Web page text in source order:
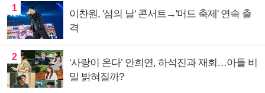
1
이찬원, '섬의 날' 콘서트→'머드 축제' 연속 출
격
2
‘사랑이 온다’ 안희연, 하석진과 재회…아들 비
밀 밝혀질까?